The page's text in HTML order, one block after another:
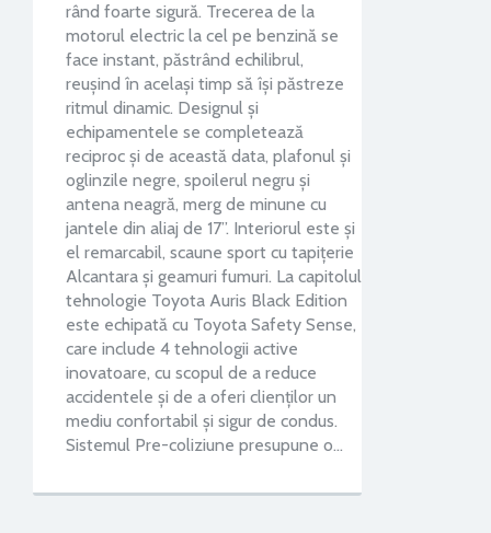
rând foarte sigură. Trecerea de la
motorul electric la cel pe benzină se
face instant, păstrând echilibrul,
reușind în același timp să își păstreze
ritmul dinamic. Designul și
echipamentele se completează
reciproc și de această data, plafonul și
oglinzile negre, spoilerul negru și
antena neagră, merg de minune cu
jantele din aliaj de 17”. Interiorul este și
el remarcabil, scaune sport cu tapițerie
Alcantara și geamuri fumuri. La capitolul
tehnologie Toyota Auris Black Edition
este echipată cu Toyota Safety Sense,
care include 4 tehnologii active
inovatoare, cu scopul de a reduce
accidentele și de a oferi clienților un
mediu confortabil și sigur de condus.
Sistemul Pre-coliziune presupune o…